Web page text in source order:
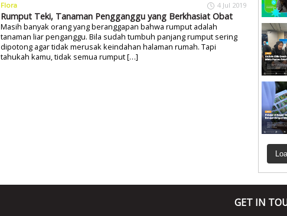
Flora 4 Jul 2019
Rumput Teki, Tanaman Pengganggu yang Berkhasiat Obat
Masih banyak orang yang beranggapan bahwa rumput adalah
tanaman liar penganggu. Bila sudah tumbuh panjang rumput sering
dipotong agar tidak merusak keindahan halaman rumah. Tapi
tahukah kamu, tidak semua rumput […]
GET IN